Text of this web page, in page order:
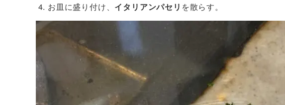
お皿に盛り付け、 イタリアンパセリ を散らす。